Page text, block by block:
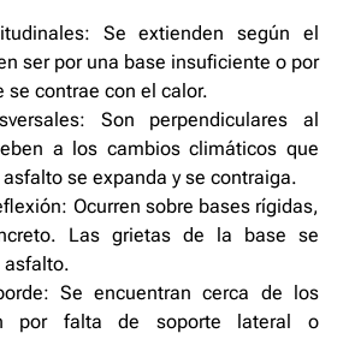
Se extienden según el
ser por una base insuficiente o por
se contrae con el calor.
Son perpendiculares al
a los cambios climáticos que
se expanda y se contraiga.
Ocurren sobre bases rígidas,
Las grietas de la base se
asfalto.
Se encuentran cerca de los
por falta de soporte lateral o